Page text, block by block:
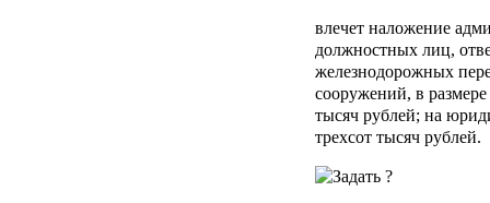
влечет наложение
должностных лиц,
железнодорожных
сооружений, в
тысяч рублей; на
трехсот тысяч рублей.